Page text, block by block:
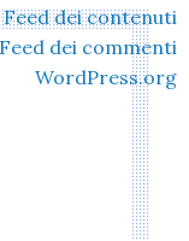
Feed dei contenuti
Feed dei commenti
WordPress.org